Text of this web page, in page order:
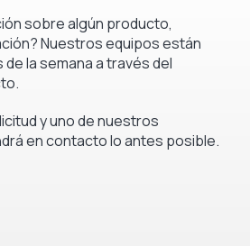
sobre algún producto,
Nuestros equipos están
la semana a través del
y uno de nuestros
en contacto lo antes posible.